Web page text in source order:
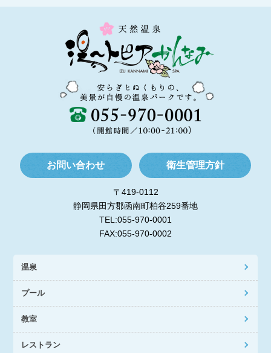
お問い合わせ 衛生管理方針
〒419-0112
静岡県田方郡函南町柏谷259番地
TEL:055-970-0001
FAX:055-970-0002
温泉
プール
教室
レストラン